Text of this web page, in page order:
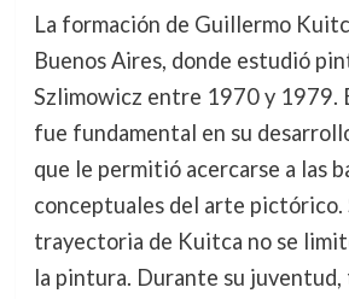
La formación de Guillermo
Buenos Aires, donde estudió
Szlimowicz entre 1970 y 1979.
fue fundamental en su
que le permitió acercarse a las
conceptuales del arte pictórico.
trayectoria de Kuitca no se
la pintura. Durante su juventud,